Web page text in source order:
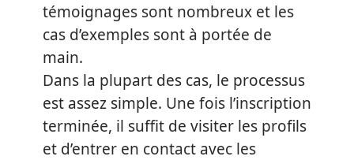
témoignages sont nombreux et les
cas d’exemples sont à portée de
main.
Dans la plupart des cas, le processus
est assez simple. Une fois l’inscription
terminée, il suffit de visiter les profils
et d’entrer en contact avec les